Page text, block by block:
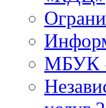
МБУК